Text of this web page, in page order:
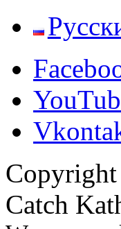
Catch
Scroll